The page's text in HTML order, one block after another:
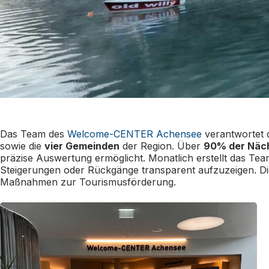
Das Team des Welcome-CENTER Achensee verantwortet
sowie die vier Gemeinden der Region. Über 90% der
präzise Auswertung ermöglicht. Monatlich erstellt das
Steigerungen oder Rückgänge transparent aufzuzeigen.
Maßnahmen zur Tourismusförderung.